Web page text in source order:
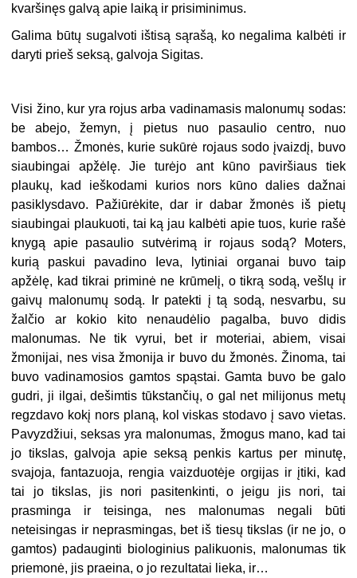
kvaršinęs galvą apie laiką ir prisiminimus.
Galima būtų sugalvoti ištisą sąrašą, ko negalima kalbėti ir
daryti prieš seksą, galvoja Sigitas.
Visi žino, kur yra rojus arba vadinamasis malonumų sodas:
be abejo, žemyn, į pietus nuo pasaulio centro, nuo
bambos… Žmonės, kurie sukūrė rojaus sodo įvaizdį, buvo
siaubingai apžėlę. Jie turėjo ant kūno paviršiaus tiek
plaukų, kad ieškodami kurios nors kūno dalies dažnai
pasiklysdavo. Pažiūrėkite, dar ir dabar žmonės iš pietų
siaubingai plaukuoti, tai ką jau kalbėti apie tuos, kurie rašė
knygą apie pasaulio sutvėrimą ir rojaus sodą? Moters,
kurią paskui pavadino Ieva, lytiniai organai buvo taip
apžėlę, kad tikrai priminė ne krūmelį, o tikrą sodą, vešlų ir
gaivų malonumų sodą. Ir patekti į tą sodą, nesvarbu, su
žalčio ar kokio kito nenaudėlio pagalba, buvo didis
malonumas. Ne tik vyrui, bet ir moteriai, abiem, visai
žmonijai, nes visa žmonija ir buvo du žmonės. Žinoma, tai
buvo vadinamosios gamtos spąstai. Gamta buvo be galo
gudri, ji ilgai, dešimtis tūkstančių, o gal net milijonus metų
regzdavo kokį nors planą, kol viskas stodavo į savo vietas.
Pavyzdžiui, seksas yra malonumas, žmogus mano, kad tai
jo tikslas, galvoja apie seksą penkis kartus per minutę,
svajoja, fantazuoja, rengia vaizduotėje orgijas ir įtiki, kad
tai jo tikslas, jis nori pasitenkinti, o jeigu jis nori, tai
prasminga ir teisinga, nes malonumas negali būti
neteisingas ir neprasmingas, bet iš tiesų tikslas (ir ne jo, o
gamtos) padauginti biologinius palikuonis, malonumas tik
priemonė, jis praeina, o jo rezultatai lieka, ir…